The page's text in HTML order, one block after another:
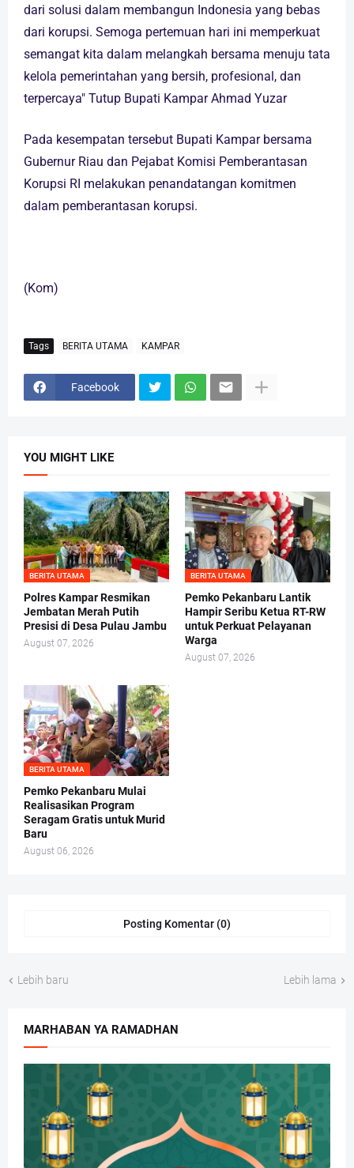
dari solusi dalam membangun Indonesia yang bebas
dari korupsi. Semoga pertemuan hari ini memperkuat
semangat kita dalam melangkah bersama menuju tata
kelola pemerintahan yang bersih, profesional, dan
terpercaya" Tutup Bupati Kampar Ahmad Yuzar
Pada kesempatan tersebut Bupati Kampar bersama
Gubernur Riau dan Pejabat Komisi Pemberantasan
Korupsi RI melakukan penandatangan komitmen
dalam pemberantasan korupsi.
(Kom)
Tags BERITA UTAMA KAMPAR
Facebook
YOU MIGHT LIKE
BERITA UTAMA
Polres Kampar Resmikan
Jembatan Merah Putih
Presisi di Desa Pulau Jambu
August 07, 2026
BERITA UTAMA
Pemko Pekanbaru Lantik
Hampir Seribu Ketua RT-RW
untuk Perkuat Pelayanan
Warga
August 07, 2026
BERITA UTAMA
Pemko Pekanbaru Mulai
Realisasikan Program
Seragam Gratis untuk Murid
Baru
August 06, 2026
Posting Komentar (0)
Lebih baru Lebih lama
MARHABAN YA RAMADHAN